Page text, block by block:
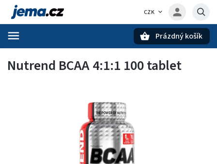
CZK
Prázdný košík
Nutrend BCAA 4:1:1 100 tablet